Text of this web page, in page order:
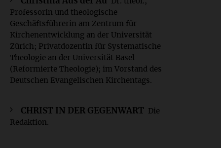
Professorin und theologische
Geschäftsführerin am Zentrum für
Kirchenentwicklung an der Universität
Zürich; Privatdozentin für Systematische
Theologie an der Universität Basel
(Reformierte Theologie); im Vorstand des
Deutschen Evangelischen Kirchentags.
CHRIST IN DER GEGENWART
Die
Redaktion.